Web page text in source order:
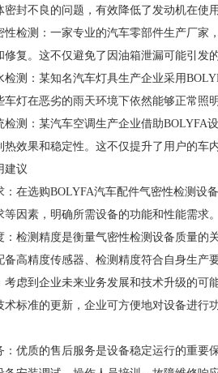
密封不良的问题，有效降低了发动机在使
性检测：一家专业的汽车零部件生产厂家
修复。这不仅避免了因油箱泄漏可能引发
检测：某知名汽车灯具生产企业采用
车灯在恶劣的雨天环境下依然能够正常照
检测：某汽车空调生产企业借助BOLYFA
热效果和稳定性。这不仅提升了用户的车
建议
：在选购BOLYFA汽车配件气密性检测设
等因素，明确所需设备的功能和性能需求
：检测精度是衡量气密性检测设备质量的
备高精度传感器、检测精度符合自身生产
考虑到企业未来业务发展和技术升级的可
术标准的更新，企业可方便地对设备进行
：优质的售后服务是设备稳定运行的重要